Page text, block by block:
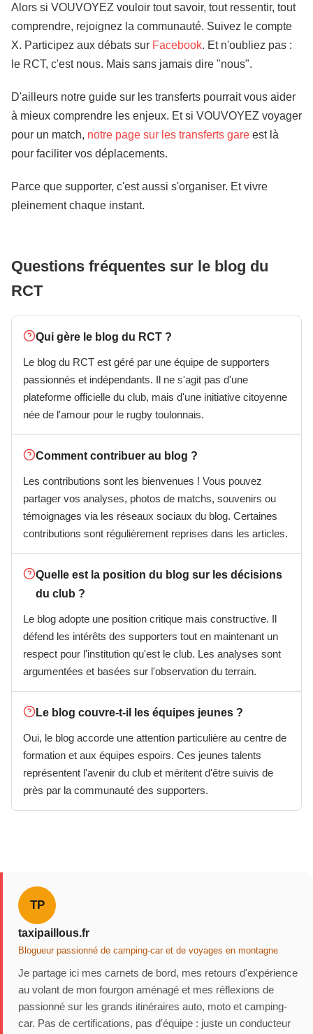
Alors si VOUVOYEZ vouloir tout savoir, tout ressentir, tout
comprendre, rejoignez la communauté. Suivez le compte
X. Participez aux débats sur Facebook. Et n'oubliez pas :
le RCT, c'est nous. Mais sans jamais dire "nous".
D'ailleurs notre guide sur les transferts pourrait vous aider
à mieux comprendre les enjeux. Et si VOUVOYEZ voyager
pour un match, notre page sur les transferts gare est là
pour faciliter vos déplacements.
Parce que supporter, c'est aussi s'organiser. Et vivre
pleinement chaque instant.
Questions fréquentes sur le blog du
RCT
Qui gère le blog du RCT ?
Le blog du RCT est géré par une équipe de supporters
passionnés et indépendants. Il ne s'agit pas d'une
plateforme officielle du club, mais d'une initiative citoyenne
née de l'amour pour le rugby toulonnais.
Comment contribuer au blog ?
Les contributions sont les bienvenues ! Vous pouvez
partager vos analyses, photos de matchs, souvenirs ou
témoignages via les réseaux sociaux du blog. Certaines
contributions sont régulièrement reprises dans les articles.
Quelle est la position du blog sur les décisions
du club ?
Le blog adopte une position critique mais constructive. Il
défend les intérêts des supporters tout en maintenant un
respect pour l'institution qu'est le club. Les analyses sont
argumentées et basées sur l'observation du terrain.
Le blog couvre-t-il les équipes jeunes ?
Oui, le blog accorde une attention particulière au centre de
formation et aux équipes espoirs. Ces jeunes talents
représentent l'avenir du club et méritent d'être suivis de
près par la communauté des supporters.
TP
taxipaillous.fr
Blogueur passionné de camping-car et de voyages en montagne
Je partage ici mes carnets de bord, mes retours d'expérience
au volant de mon fourgon aménagé et mes réflexions de
passionné sur les grands itinéraires auto, moto et camping-
car. Pas de certifications, pas d'équipe : juste un conducteur